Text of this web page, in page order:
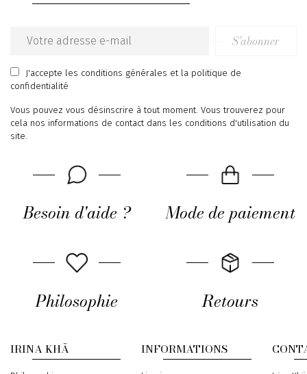
Email
address
S’abonner
J'accepte les conditions générales et la politique de
confidentialité
Vous pouvez vous désinscrire à tout moment. Vous trouverez pour
cela nos informations de contact dans les conditions d'utilisation du
site.
Besoin d'aide ? Mode de paiement
Philosophie Retours
IRINA KHÄ INFORMATIONS